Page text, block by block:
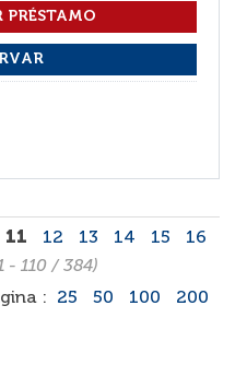
11 12 13 14 15
16
- 110 / 384)
:
25 50 100 200